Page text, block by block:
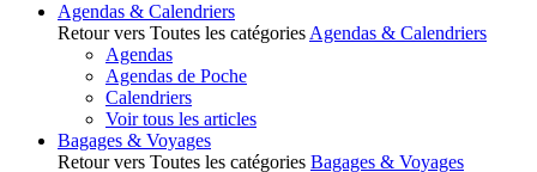
Agendas & Calendriers
Retour vers Toutes les catégories Agendas & Calendriers
Agendas
Agendas de Poche
Calendriers
Voir tous les articles
Bagages & Voyages
Retour vers Toutes les catégories Bagages & Voyages